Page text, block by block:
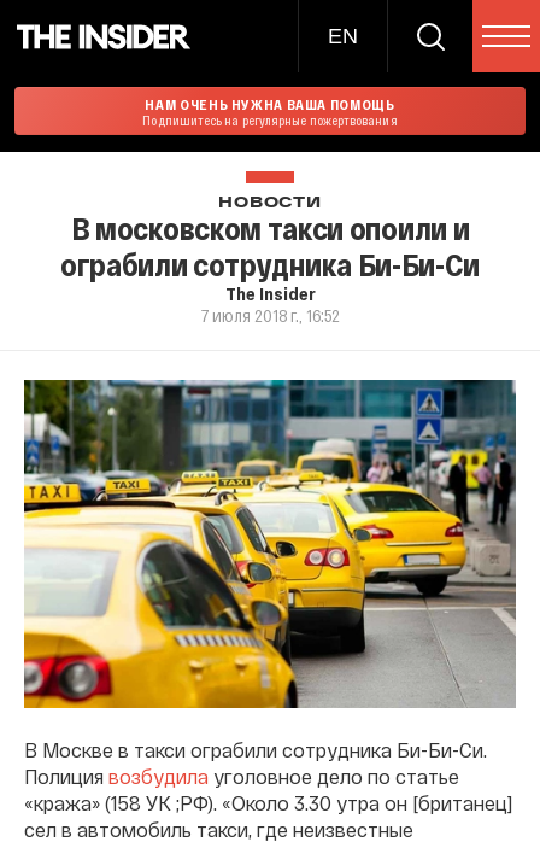
EN
НАМ ОЧЕНЬ НУЖНА ВАША ПОМОЩЬ
Подпишитесь на регулярные пожертвования
НОВОСТИ
В московском такси опоили и
ограбили сотрудника Би-Би-Си
The Insider
7 июля 2018 г., 16:52
В Москве в такси ограбили сотрудника Би-Би-Си.
Полиция возбудила уголовное дело по статье
«кража» (158 УК ;РФ). «Около 3.30 утра он [британец]
сел в автомобиль такси, где неизвестные